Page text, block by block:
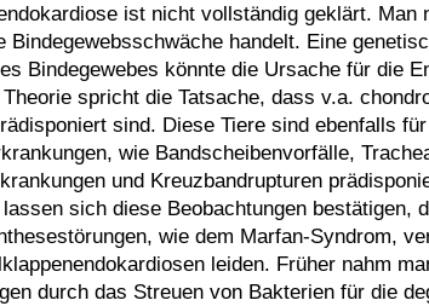
ist nicht vollständig geklärt. Man
Bindegewebsschwäche handelt. Eine
Bindegewebes könnte die Ursache für die
spricht die Tatsache, dass v.a.
sind. Diese Tiere sind ebenfalls für
wie Bandscheibenvorfälle,
und Kreuzbandrupturen
sich diese Beobachtungen bestätigen,
wie dem Marfan-Syndrom,
leiden. Früher nahm
durch das Streuen von Bakterien für die